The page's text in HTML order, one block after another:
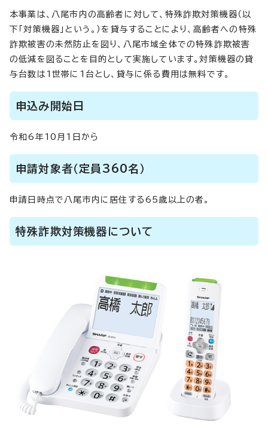
本事業は、八尾市内の高齢者に対して、特殊詐欺対策機器（以
下「対策機器」という。）を貸与することにより、高齢者への特殊
詐欺被害の未然防止を図り、八尾市域全体での特殊詐欺被害
の低減を図ることを目的として実施しています。対策機器の貸
与台数は1世帯に1台とし、貸与に係る費用は無料です。
申込み開始日
令和6年10月1日から
申請対象者（定員360名）
申請日時点で八尾市内に居住する65歳以上の者。
特殊詐欺対策機器について